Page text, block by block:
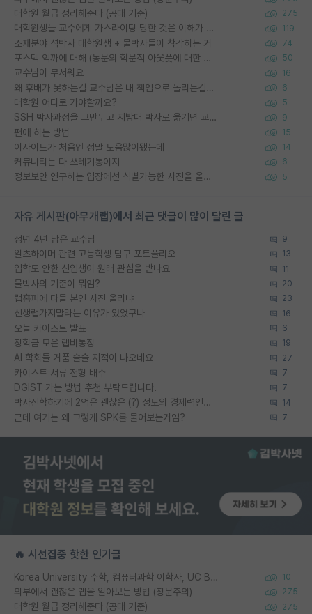
대학원 월급 정리해준다 (공대 기준) 275
대학원생들 교수에게 가스라이팅 당한 것은 이해가 갑니다. 안타깝네요. 119
소재분야 석박사 대학원생 + 물박사들이 착각하는 거 74
포스텍 억까에 대해 (동문의 학문적 아웃풋에 대한 반박) 50
교수님이 무서워요 16
왜 후배가 못하는걸 교수님은 내 책임으로 돌리는걸까요? 6
대학원 어디로 가야할까요? 5
SSH 박사과정을 그만두고 지방대 박사로 옮기면 교수의 꿈은 끝일까요? 9
편애 하는 방법 15
이사이트가 처음엔 정말 도움많이됐는데 14
커뮤니티는 다 쓰레기통이지 6
정보보안 연구하는 입장에선 식별가능한 사진을 올리는건 비추이긴함 5
자유 게시판(아무개랩)에서 최근 댓글이 많이 달린 글
정년 4년 남은 교수님 9
알츠하이머 관련 고등학생 탐구 포트폴리오 13
입학도 안한 신입생이 원래 관심을 받나요 11
물박사의 기준이 뭐임? 20
랩홈피에 다들 본인 사진 올리냐 23
신생랩가지말라는 이유가 있었구나 16
오늘 카이스트 발표 6
장학금 모은 랩비통장 19
AI 학회들 거품 슬슬 지적이 나오네요 27
카이스트 서류 전형 배수 7
DGIST 가는 방법 추천 부탁드립니다. 7
박사진학하기에 2억은 괜찮은 (?) 정도의 경제력인가요 14
근데 여기는 왜 그렇게 SPK를 물어보는거임? 7
🔥 시선집중 핫한 인기글
Korea University 수학, 컴퓨터과학 이학사, UC Berkeley 산업공학 대학원 공학박사가 되는 것은 쉽지 않겠죠? 10
외부에서 괜찮은 랩을 알아보는 방법 (장문주의) 275
대학원 월급 정리해준다 (공대 기준) 275